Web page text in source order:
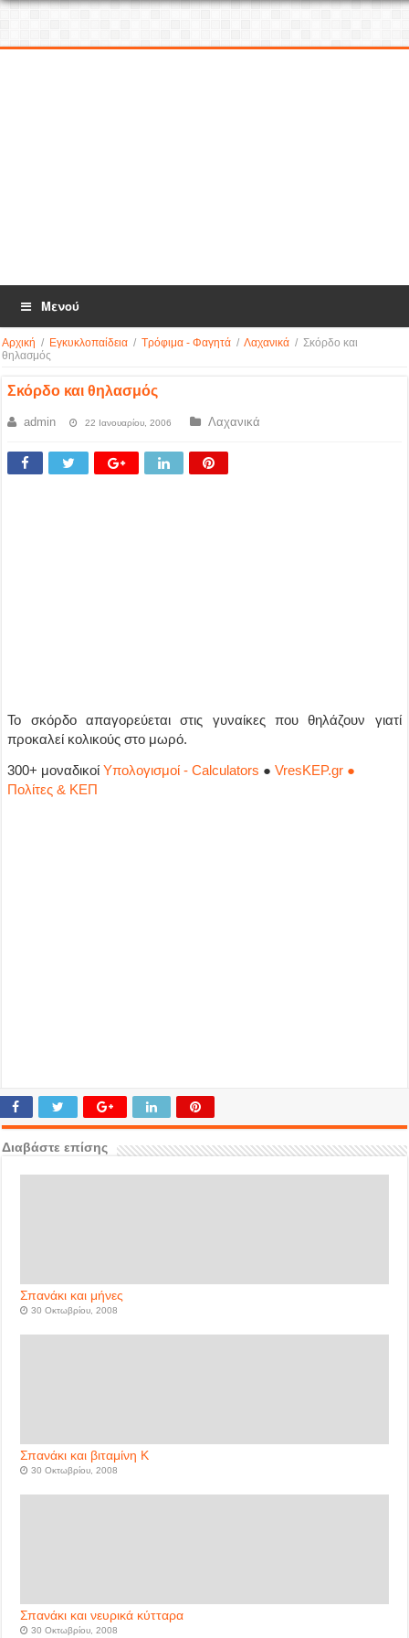
Μενού
Αρχική / Εγκυκλοπαίδεια / Τρόφιμα - Φαγητά / Λαχανικά / Σκόρδο και
θηλασμός
Σκόρδο και θηλασμός
admin 22 Ιανουαρίου, 2006 Λαχανικά
Το σκόρδο απαγορεύεται στις γυναίκες που θηλάζουν γιατί
προκαλεί κολικούς στο μωρό.
300+ μοναδικοίΥπολογισμοί - Calculators ●VresKEP.gr ●
Πολίτες & ΚΕΠ
Διαβάστε επίσης
Σπανάκι και μήνες
30 Οκτωβρίου, 2008
Σπανάκι και βιταμίνη Κ
30 Οκτωβρίου, 2008
Σπανάκι και νευρικά κύτταρα
30 Οκτωβρίου, 2008